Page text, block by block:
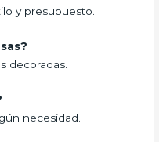
y presupuesto.
decoradas.
necesidad.